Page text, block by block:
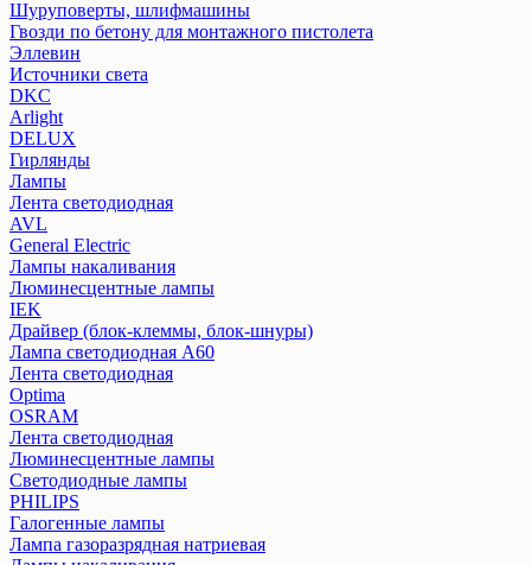
Шуруповерты, шлифмашины
Гвозди по бетону для монтажного пистолета
Эллевин
Источники света
DKC
Arlight
DELUX
Гирлянды
Лампы
Лента светодиодная
AVL
General Electric
Лампы накаливания
Люминесцентные лампы
IEK
Драйвер (блок-клеммы, блок-шнуры)
Лампа светодиодная А60
Лента светодиодная
Optima
OSRAM
Лента светодиодная
Люминесцентные лампы
Светодиодные лампы
PHILIPS
Галогенные лампы
Лампа газоразрядная натриевая